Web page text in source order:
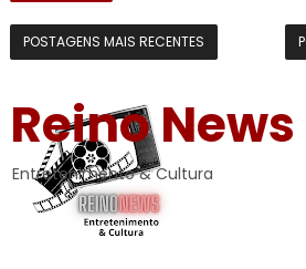
POSTAGENS MAIS RECENTES
Reino News
Entretenimento & Cultura